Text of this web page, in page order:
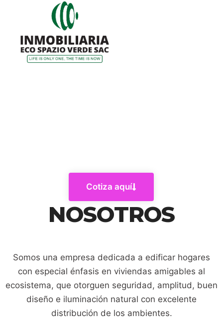
Cotiza aquí
NOSOTROS
Somos una empresa dedicada a edificar hogares
con especial énfasis en viviendas amigables al
ecosistema, que otorguen seguridad, amplitud, buen
diseño e iluminación natural con excelente
distribución de los ambientes.